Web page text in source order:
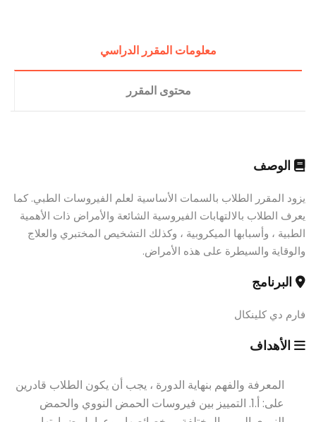
معلومات المقرر الدراسي
محتوى المقرر
الوصف
يزود المقرر الطلاب بالسمات الأساسية لعلم الفيروسات الطبي. كما
يعرف الطلاب بالالتهابات الفيروسية الشائعة والأمراض ذات الأهمية
الطبية ، وأسبابها الميكروبية ، وكذلك التشخيص المختبري والعلاج
والوقاية والسيطرة على هذه الأمراض.
البرنامج
فارم دي كلينكال
الأهداف
المعرفة والفهم بنهاية الدورة ، يجب أن يكون الطلاب قادرين
على: أ.1. التمييز بين فيروسات الحمض النووي والحمض